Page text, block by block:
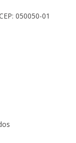
050050-01